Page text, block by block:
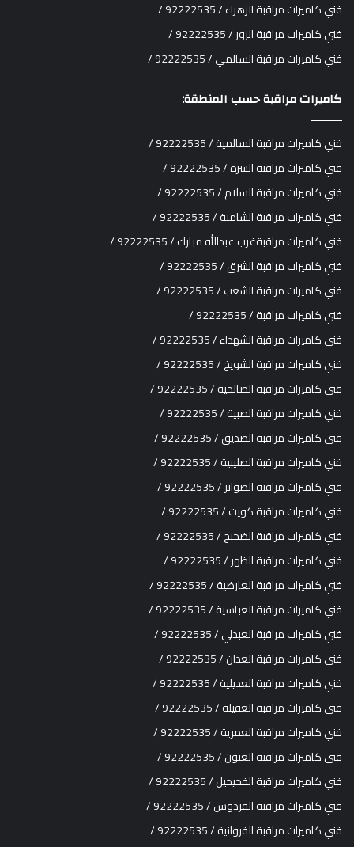
فني كاميرات مراقبة الزهراء / 92222535 /
فني كاميرات مراقبة الزور / 92222535 /
فني كاميرات مراقبة السالمي / 92222535 /
كاميرات مراقبة حسب المنطقة:
فني كاميرات مراقبة السالمية / 92222535 /
فني كاميرات مراقبة السرة / 92222535 /
فني كاميرات مراقبة السلام / 92222535 /
فني كاميرات مراقبة الشامية / 92222535 /
فني كاميرات مراقبةغرب عبدالله مبارك / 92222535 /
فني كاميرات مراقبة الشرق / 92222535 /
فني كاميرات مراقبة الشعب / 92222535 /
فني كاميرات مراقبة / 92222535 /
فني كاميرات مراقبة الشهداء / 92222535 /
فني كاميرات مراقبة الشويخ / 92222535 /
فني كاميرات مراقبة الصالحية / 92222535 /
فني كاميرات مراقبة الصبية / 92222535 /
فني كاميرات مراقبة الصديق / 92222535 /
فني كاميرات مراقبة الصليبية / 92222535 /
فني كاميرات مراقبة الصوابر / 92222535 /
فني كاميرات مراقبة كويت / 92222535 /
فني كاميرات مراقبة الضجيج / 92222535 /
فني كاميرات مراقبة الظهر / 92222535 /
فني كاميرات مراقبة العارضية / 92222535 /
فني كاميرات مراقبة العباسية / 92222535 /
فني كاميرات مراقبة العبدلي / 92222535 /
فني كاميرات مراقبة العدان / 92222535 /
فني كاميرات مراقبة العديلية / 92222535 /
فني كاميرات مراقبة العقيلة / 92222535 /
فني كاميرات مراقبة العمرية / 92222535 /
فني كاميرات مراقبة العيون / 92222535 /
فني كاميرات مراقبة الفحيحيل / 92222535 /
فني كاميرات مراقبة الفردوس / 92222535 /
فني كاميرات مراقبة الفروانية / 92222535 /